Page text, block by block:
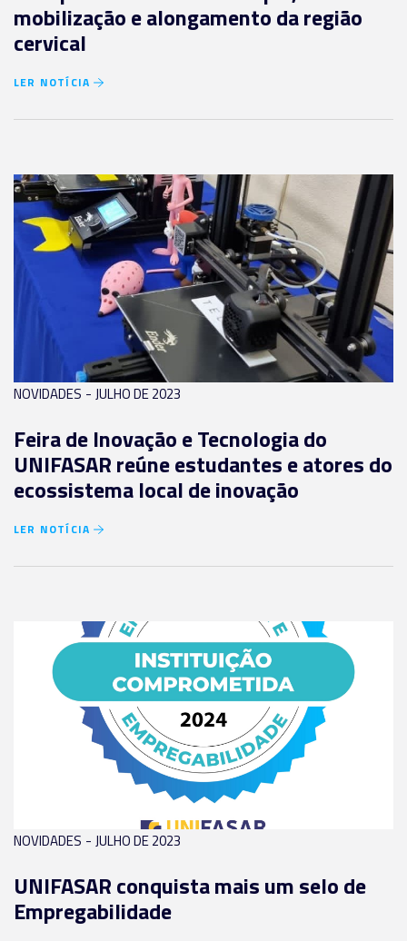
mobilização e alongamento da região
cervical
LER NOTÍCIA
NOVIDADES - JULHO DE 2023
Feira de Inovação e Tecnologia do
UNIFASAR reúne estudantes e atores do
ecossistema local de inovação
LER NOTÍCIA
NOVIDADES - JULHO DE 2023
UNIFASAR conquista mais um selo de
Empregabilidade